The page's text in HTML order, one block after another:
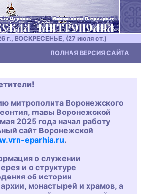
г., ВОСКРЕСЕНЬЕ, (27 июля ст.)
ПОЛНАЯ ВЕРСИЯ САЙТА
митрополита Воронежского
главы Воронежской
2025 года начал работу
сайт Воронежской
eparhia.ru.
о служении
и о структуре
об истории
монастырей и храмов, а